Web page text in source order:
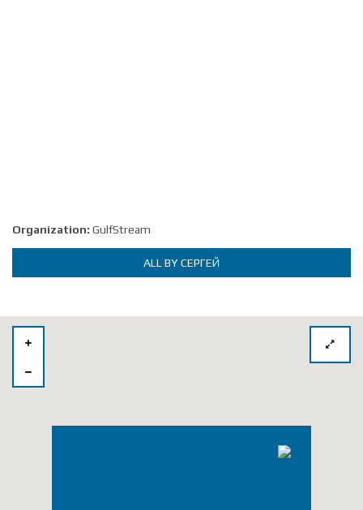
Organization: GulfStream
ALL BY СЕРГЕЙ